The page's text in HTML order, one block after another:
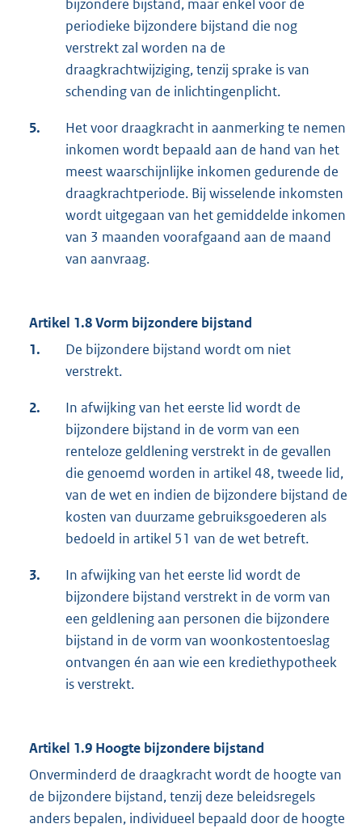
bijzondere bijstand, maar enkel voor de
periodieke bijzondere bijstand die nog
verstrekt zal worden na de
draagkrachtwijziging, tenzij sprake is van
schending van de inlichtingenplicht.
5.
Het voor draagkracht in aanmerking te nemen
inkomen wordt bepaald aan de hand van het
meest waarschijnlijke inkomen gedurende de
draagkrachtperiode. Bij wisselende inkomsten
wordt uitgegaan van het gemiddelde inkomen
van 3 maanden voorafgaand aan de maand
van aanvraag.
Artikel 1.8 Vorm bijzondere bijstand
1.
De bijzondere bijstand wordt om niet
verstrekt.
2.
In afwijking van het eerste lid wordt de
bijzondere bijstand in de vorm van een
renteloze geldlening verstrekt in de gevallen
die genoemd worden in artikel 48, tweede lid,
van de wet en indien de bijzondere bijstand de
kosten van duurzame gebruiksgoederen als
bedoeld in artikel 51 van de wet betreft.
3.
In afwijking van het eerste lid wordt de
bijzondere bijstand verstrekt in de vorm van
een geldlening aan personen die bijzondere
bijstand in de vorm van woonkostentoeslag
ontvangen én aan wie een krediethypotheek
is verstrekt.
Artikel 1.9 Hoogte bijzondere bijstand
Onverminderd de draagkracht wordt de hoogte van
de bijzondere bijstand, tenzij deze beleidsregels
anders bepalen, individueel bepaald door de hoogte